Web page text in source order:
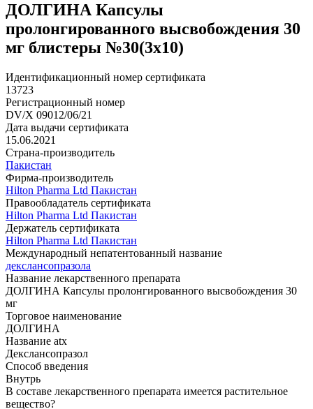
ДОЛГИНА Капсулы
пролонгированного высвобождения 30
мг блистеры №30(3x10)
Идентификационный номер сертификата
13723
Регистрационный номер
DV/X 09012/06/21
Дата выдачи сертификата
15.06.2021
Страна-производитель
Пакистан
Фирма-производитель
Hilton Pharma Ltd Пакистан
Правообладатель сертификата
Hilton Pharma Ltd Пакистан
Держатель сертификата
Hilton Pharma Ltd Пакистан
Международный непатентованный название
декслансопразола
Название лекарственного препарата
ДОЛГИНА Капсулы пролонгированного высвобождения 30
мг
Торговое наименование
ДОЛГИНА
Название atx
Декслансопразол
Способ введения
Внутрь
В составе лекарственного препарата имеется растительное
вещество?